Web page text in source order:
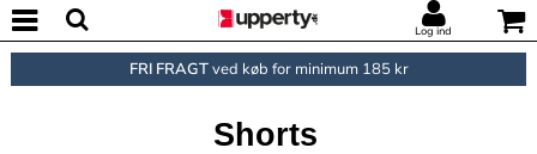
Log ind
FRI FRAGTved køb for minimum 185 kr
Shorts